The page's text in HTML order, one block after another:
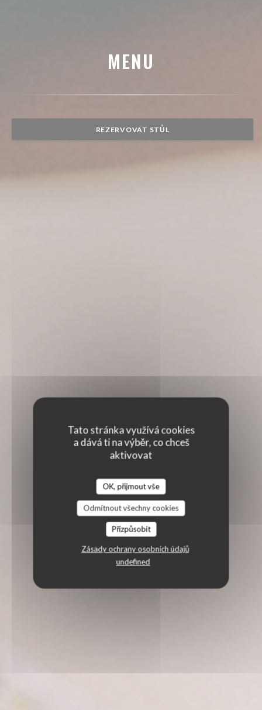
Tato stránka využívá cookies
a dává ti na výběr, co chceš
aktivovat
OK, přijmout vše
Odmítnout všechny cookies
Přizpůsobit
Zásady ochrany osobních údajů
undefined
MENU
REZERVOVAT STŮL